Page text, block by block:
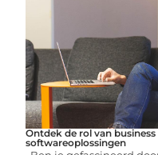
Ontdek de rol van
softwareoplossingen